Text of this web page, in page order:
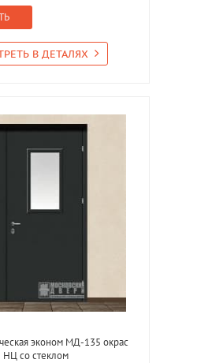
В ДЕТАЛЯХ
эконом МД-135 окрас
НЦ со стеклом